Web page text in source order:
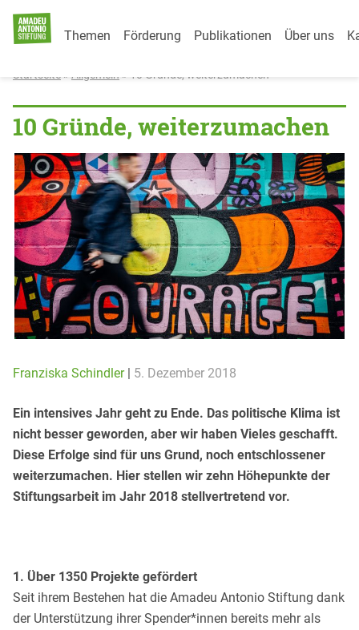
Weiter zum InhaltCategory Menu
Themen Förderung Publikationen Über uns
Startseite» Allgemein » 10 Gründe, weiterzumachen
10 Gründe, weiterzumachen
Franziska Schindler| 5. Dezember 2018
Ein intensives Jahr geht zu Ende. Das politische Klima ist
nicht besser geworden, aber wir haben Vieles geschafft.
Diese Erfolge sind für uns Grund, noch entschlossener
weiterzumachen. Hier stellen wir zehn Höhepunkte der
Stiftungsarbeit im Jahr 2018 stellvertretend vor.
1. Über 1350 Projekte gefördert
Seit ihrem Bestehen hat die Amadeu Antonio Stiftung dank
der Unterstützung ihrer Spender*innen bereits mehr als